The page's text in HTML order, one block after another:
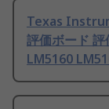
Texas
評価ボード
LM5160